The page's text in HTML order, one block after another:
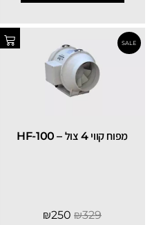
מפוח קווי 4 צול – HF-100
₪329
₪250